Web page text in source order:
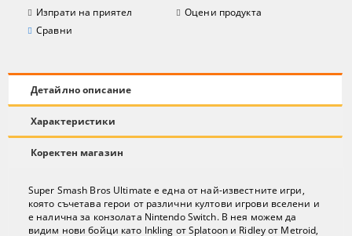
Изпрати на приятел
Оцени продукта
Сравни
Детайлно описание
Характеристики
Коректен магазин
Super Smash Bros Ultimate е една от най-известните игри,
която съчетава герои от различни култови игрови вселени и
е налична за конзолата Nintendo Switch. В нея можем да
видим нови бойци като Inkling от Splatoon и Ridley от Metroid,